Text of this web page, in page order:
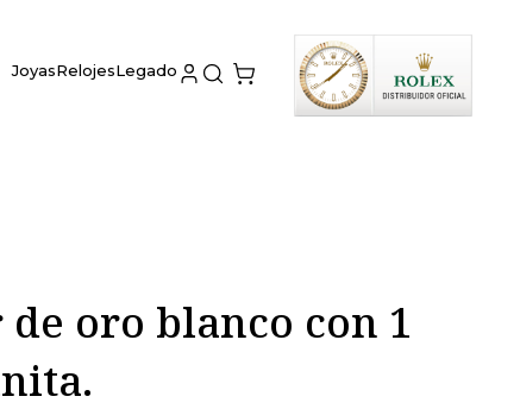
JoyasRelojesLegado
oro blanco con 1